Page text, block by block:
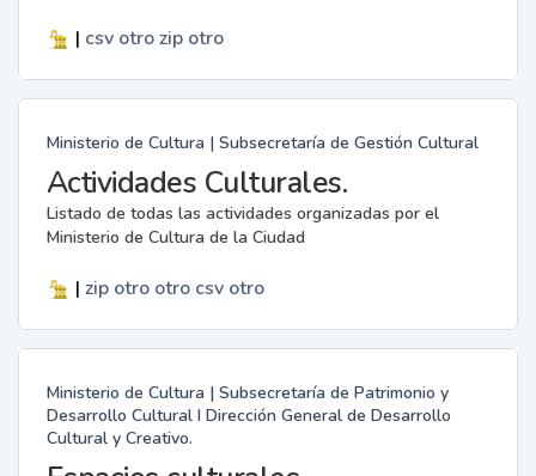
| csv otro zip otro
Ministerio de Cultura | Subsecretaría de Gestión Cultural
Actividades Culturales.
Listado de todas las actividades organizadas por el
Ministerio de Cultura de la Ciudad
| zip otro otro csv otro
Ministerio de Cultura | Subsecretaría de Patrimonio y
Desarrollo Cultural I Dirección General de Desarrollo
Cultural y Creativo.